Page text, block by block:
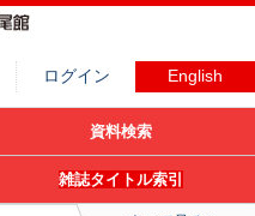
ログイン English
資料検索
雑誌タイトル索引